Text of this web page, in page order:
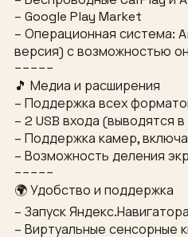
– Google Play Market
– Операционная система:
версия) с возможностью
−−−−−
🎵 Медиа и расширения
– Поддержка всех
– 2 USB входа (выводятся
– Поддержка камер,
– Возможность деления
−−−−−
🌍 Удобство и поддержка
– Запуск
– Виртуальные сенсорные